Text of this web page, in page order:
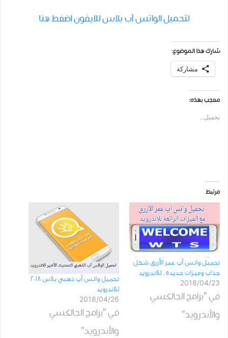
لتحميل الواتس آب بلاس للايفون اضغط هنا
شارك هذا الموضوع:
مشاركة
معجب بهذه:
تحميل...
مرتبط
تحميل واتس آب عمر الأزرق شكل
جذاب وميزات جديدة . للاندرويد
2018/04/23
في "برامج الجالكسي
والأندرويد"
تحميل واتس آب ذهبي بلاس 2018
للاندرويد
2018/04/26
في "برامج الجالكسي
والأندرويد"